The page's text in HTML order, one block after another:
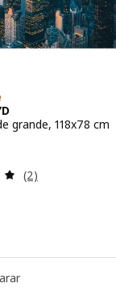
Total de
grande, 118x78 cm
Avaliação: 5
(2)